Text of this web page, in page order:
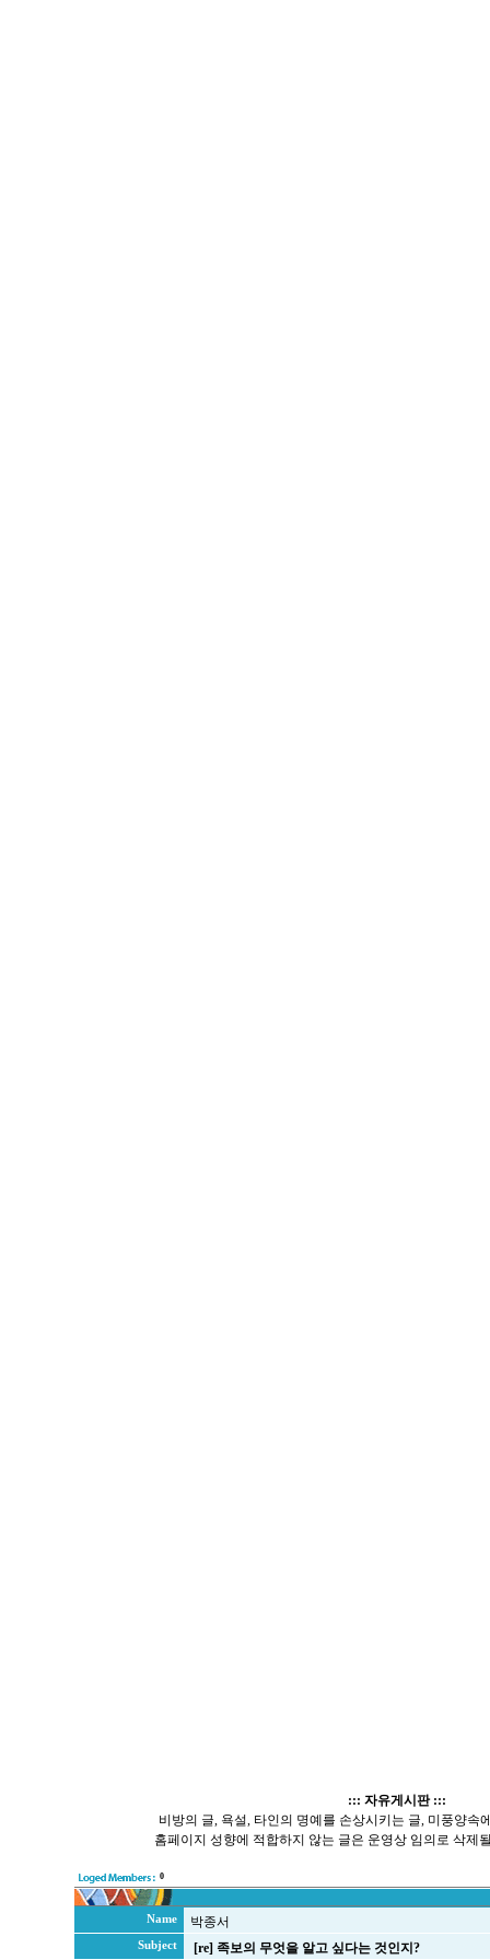
::: 자유게시판 :::
비방의 글, 욕설, 타인의 명예를 손상시키는 글, 미풍양속
홈페이지 성향에 적합하지 않는 글은 운영상 임의로 삭제
0
Name 박종서
Subject [re] 족보의 무엇을 알고 싶다는 것인지?